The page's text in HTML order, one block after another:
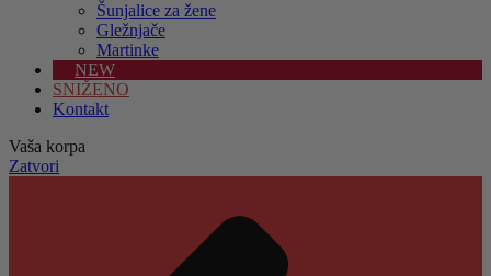
Šunjalice za žene
Gležnjače
Martinke
NEW
SNIŽENO
Kontakt
Vaša korpa
Zatvori